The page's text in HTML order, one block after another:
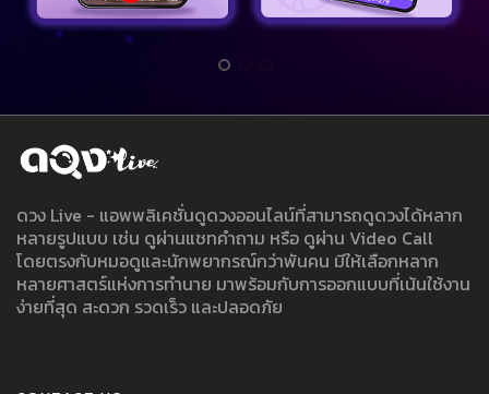
ดวง Live - แอพพลิเคชั่นดูดวงออนไลน์ที่สามารถดูดวงได้หลาก
หลายรูปแบบ เช่น ดูผ่านแชทคำถาม หรือ ดูผ่าน Video Call
โดยตรงกับหมอดูและนักพยากรณ์กว่าพันคน มีให้เลือกหลาก
หลายศาสตร์แห่งการทำนาย มาพร้อมกับการออกแบบที่เน้นใช้งาน
ง่ายที่สุด สะดวก รวดเร็ว และปลอดภัย